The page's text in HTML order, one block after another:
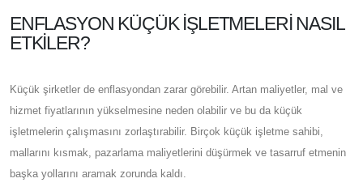
ENFLASYON KÜÇÜK İŞLETMELERI NASIL
ETKILER?
Küçük şirketler de enflasyondan zarar görebilir. Artan maliyetler, mal ve
hizmet fiyatlarının yükselmesine neden olabilir ve bu da küçük
işletmelerin çalışmasını zorlaştırabilir. Birçok küçük işletme sahibi,
mallarını kısmak, pazarlama maliyetlerini düşürmek ve tasarruf etmenin
başka yollarını aramak zorunda kaldı.